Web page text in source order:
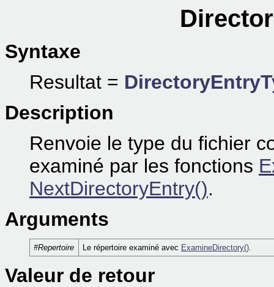
Syntaxe
Resultat =
Description
Renvoie le type du fichier
examiné par les fonctions
NextDirectoryEntry().
Arguments
#Repertoire Le répertoire examiné avec ExamineDirectory().
Valeur de retour